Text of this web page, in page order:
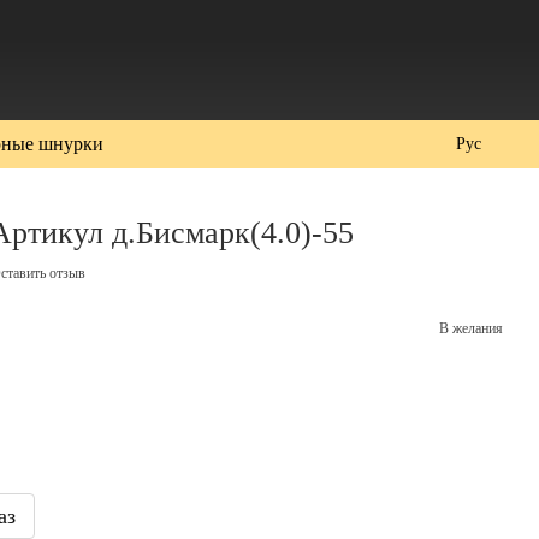
шнурки Рус
д.Бисмарк(4.0)-55
отзыв
В желания